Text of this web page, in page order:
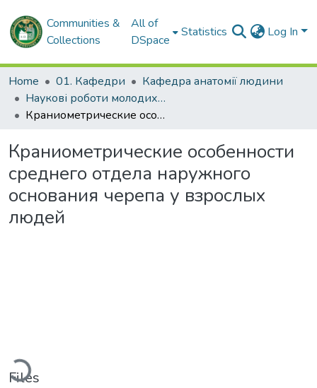
Communities &
Collections
All of
DSpace
Statistics Log In
Home 01. Кафедри
Кафедра анатомії людини
Наукові роботи молодих дослідників. Кафедра анатомії людини
Краниометрические особенности среднего отдела наружного основания черепа у взрослых людей
Краниометрические особенности
среднего отдела наружного
основания черепа у взрослых
людей
Files